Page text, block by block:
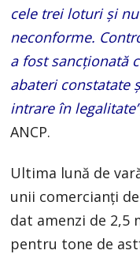
cele trei loturi și
neconforme.
a fost sancționată
abateri constatate
intrare în
ANCP.
Ultima lună de
unii comercianți
dat amenzi de 2,5
pentru tone de